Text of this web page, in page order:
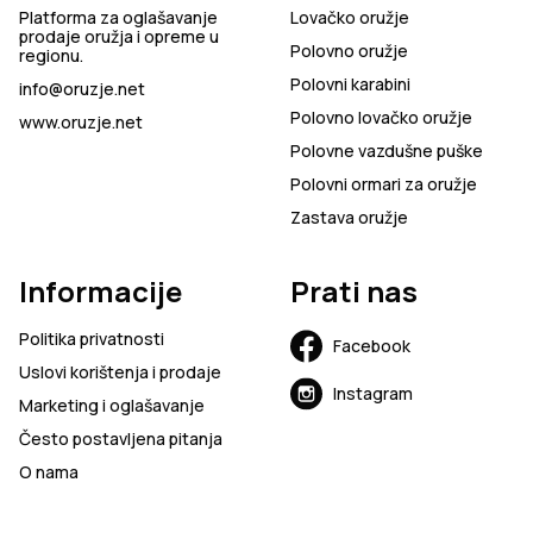
Platforma za oglašavanje
prodaje oružja i opreme u
regionu.
info@oruzje.net
www.oruzje.net
Lovačko oružje
Polovno oružje
Polovni karabini
Polovno lovačko oružje
Polovne vazdušne puške
Polovni ormari za oružje
Zastava oružje
Informacije
Politika privatnosti
Uslovi korištenja i prodaje
Marketing i oglašavanje
Često postavljena pitanja
O nama
Prati nas
Facebook
Instagram